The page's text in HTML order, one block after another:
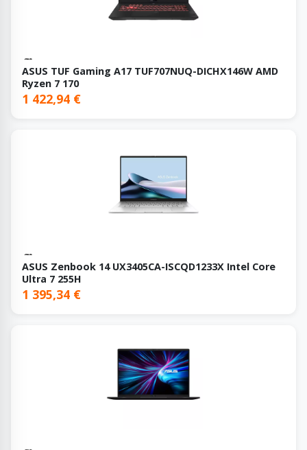
ASUS TUF Gaming A17 TUF707NUQ-DICHX146W AMD
Ryzen 7 170
1 422,94 €
ASUS Zenbook 14 UX3405CA-ISCQD1233X Intel Core
Ultra 7 255H
1 395,34 €